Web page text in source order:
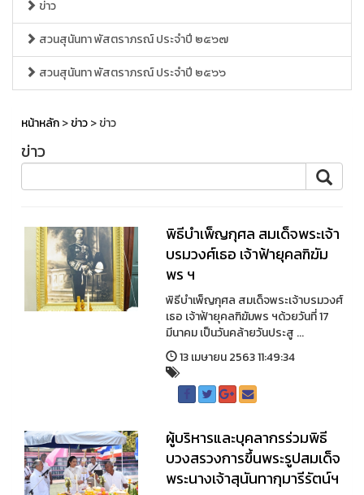
ข่าว
สวนสุนันทา พัสตราภรณ์ ประจำปี ๒๕๖๗
สวนสุนันทา พัสตราภรณ์ ประจำปี ๒๕๖๖
หน้าหลัก>ข่าว> ข่าว
ข่าว
พิธีบำเพ็ญกุศล สมเด็จพระเจ้า
บรมวงศ์เธอ เจ้าฟ้ายุคลฑิฆัม
พร ฯ
พิธีบำเพ็ญกุศล สมเด็จพระเจ้าบรมวงศ์
เธอ เจ้าฟ้ายุคลฑิฆัมพร ฯด้วยวันที่ 17
มีนาคม เป็นวันคล้ายวันประสู ...
13 เมษายน 2563 11:49:34
ผู้บริหารและบุคลากรร่วมพิธี
บวงสรวงการขึ้นพระรูปสมเด็จ
พระนางเจ้าสุนันทากุมารีรัตน์ฯ